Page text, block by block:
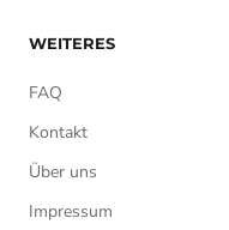
WEITERES
FAQ
Kontakt
Über uns
Impressum